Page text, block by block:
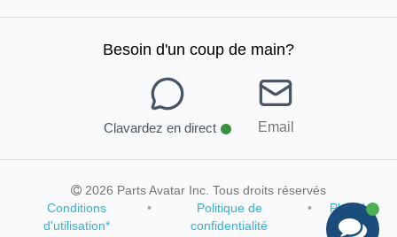
Besoin d'un coup de main?
Clavardez en direct Email
2026 Parts Avatar Inc. Tous droits réservés
Conditions
d'utilisation*
•
Politique de
confidentialité
•
Plan du
site